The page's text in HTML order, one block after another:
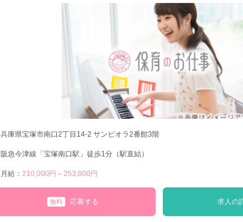
兵庫県宝塚市南口2丁目14-2 サンビオラ2番館3階
阪急今津線「宝塚南口駅」徒歩1分（駅直結）
月給： 210,000円～253,000円
無料 応募する 求人の